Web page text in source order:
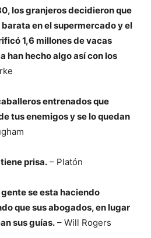
los granjeros decidieron que
en el supermercado y el
1,6 millones de vacas
han hecho algo así con los
entrenados que
tus enemigos y se lo quedan
prisa. – Platón
se esta haciendo
que sus abogados, en lugar
sus guías. – Will Rogers